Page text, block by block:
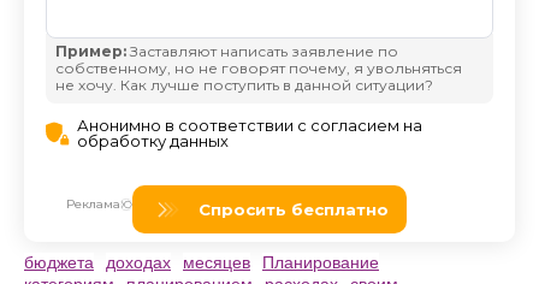
бюджета доходах месяцев
Планирование